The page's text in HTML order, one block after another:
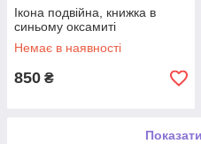
Ікона подвійна, книжка в
синьому оксамиті
Немає в наявності
850 ₴